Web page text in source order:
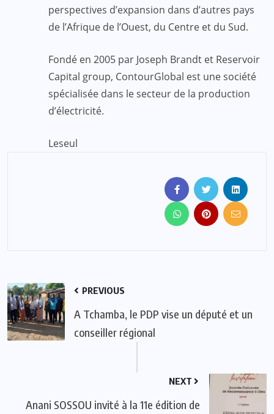
perspectives d’expansion dans d’autres pays
de l’Afrique de l’Ouest, du Centre et du Sud.
Fondé en 2005 par Joseph Brandt et Reservoir
Capital group, ContourGlobal est une société
spécialisée dans le secteur de la production
d’électricité.
Leseul
PREVIOUS
A Tchamba, le PDP vise un député et un
conseiller régional
NEXT
Anani SOSSOU invité à la 11e édition de